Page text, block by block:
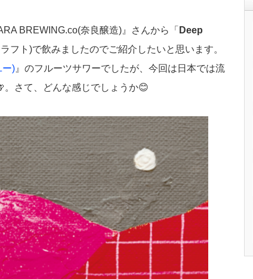
BREWING.co(奈良醸造)』さんから「 Deep
ラフト)で飲みましたのでご紹介したいと思います。
ー) 』のフルーツサワーでしたが、今回は日本では流
さて、どんな感じでしょうか😊